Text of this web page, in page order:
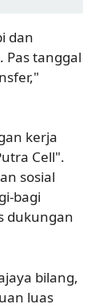
dan
Pas tanggal
kerja
Cell".
sosial
bagi
dukungan
bilang,
luas